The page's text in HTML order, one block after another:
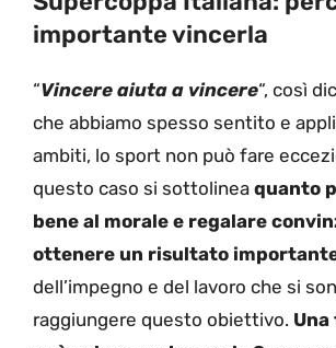
importante vincerla
“Vincere aiuta a vincere“, così
che abbiamo spesso sentito e
ambiti, lo sport non può fare
questo caso si sottolinea quanto
bene al morale e regalare
ottenere un risultato
dell’impegno e del lavoro che si
raggiungere questo obiettivo.